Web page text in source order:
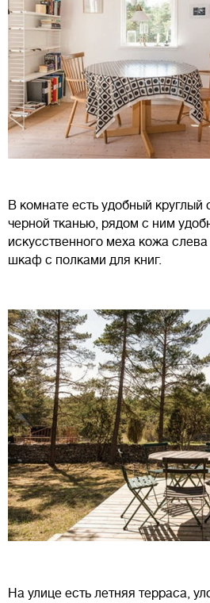
В комнате есть удобный круглый
черной тканью, рядом с ним
искусственного меха кожа
шкаф с полками для книг.
На улице есть летняя терраса,